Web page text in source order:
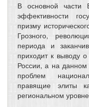
В основной части
эффективности
призму
Грозного,
периода и
приходит к выводу
России, а на данном
проблем
правящие элиты
региональном